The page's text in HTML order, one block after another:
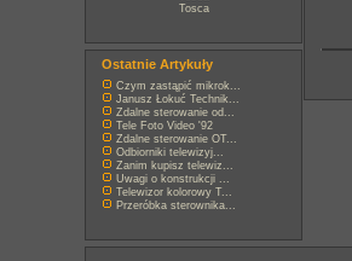
Tosca
Ostatnie Artykuły
Czym zastąpić mikrok...
Janusz Łokuć Technik...
Zdalne sterowanie od...
Tele Foto Video '92
Zdalne sterowanie OT...
Odbiorniki telewizyj...
Zanim kupisz telewiz...
Uwagi o konstrukcji ...
Telewizor kolorowy T...
Przeróbka sterownika...